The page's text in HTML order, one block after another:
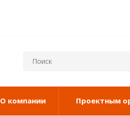
О компании Проектным